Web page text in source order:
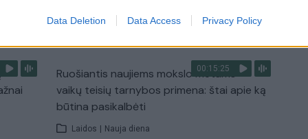
Data Deletion Data Access Privacy Policy
Visi įrašai
00:15:25
Ruošiantis naujiems mokslo metams –
vaikų teisių tarnybos primena: štai apie ką
būtina pasikalbėti
Laidos | Nauja diena